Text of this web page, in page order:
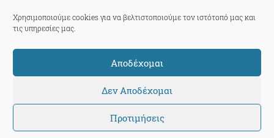
Χρησιμοποιούμε cookies για να βελτιστοποιούμε τον ιστότοπό μας και
τις υπηρεσίες μας.
Αποδέχομαι
Δεν Αποδέχομαι
Προτιμήσεις
Support
ThePressProject
powered by our community members
© 2026 ThePressProject | Created by BitsnBytes & re-manufactured